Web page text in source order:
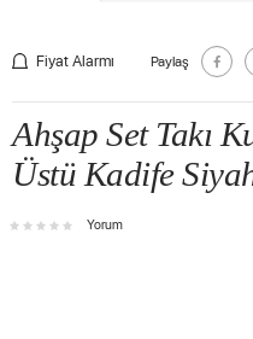
Fiyat Alarmı Paylaş
Ahşap Set Takı
Üstü Kadife
Yorum